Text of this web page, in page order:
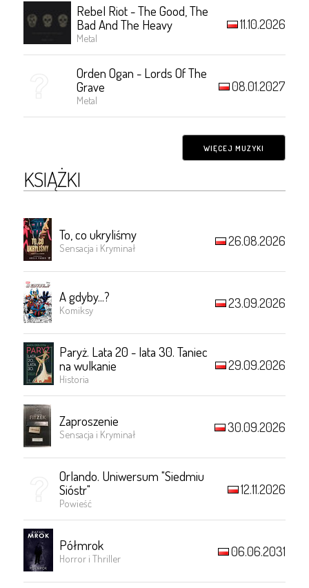
Rebel Riot - The Good, The
Bad And The Heavy
Metal
11.10.2026
Orden Ogan - Lords Of The
Grave
Metal
08.01.2027
WIĘCEJ MUZYKI
KSIĄŻKI
To, co ukryliśmy
Sensacja i Kryminał 26.08.2026
A gdyby...?
Komiksy 23.09.2026
Paryż. Lata 20 - lata 30. Taniec
na wulkanie
Historia
29.09.2026
Zaproszenie
Sensacja i Kryminał 30.09.2026
Orlando. Uniwersum "Siedmiu
Sióstr"
Powieść
12.11.2026
Półmrok
Horror i Thriller 06.06.2031